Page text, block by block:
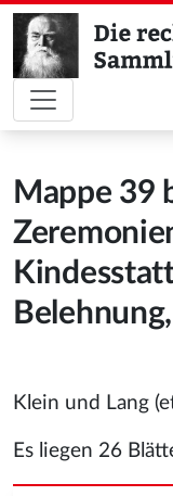
Mappe 39
Klein und Lang
Es liegen 26